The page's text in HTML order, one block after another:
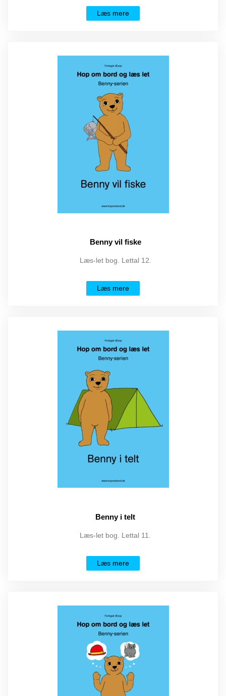
Læs mere
Benny vil fiske
Læs-let bog. Lettal 12.
Læs mere
Benny i telt
Læs-let bog. Lettal 11.
Læs mere